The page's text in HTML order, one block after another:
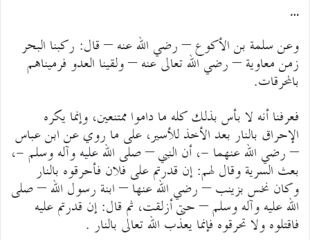
…
وعن سلمة بن الأكوع – رضي الله عنه – قال: ركبنا البحر
زمن معاوية – رضي الله تعالى عنه – ولقينا العدو فرميناهم
بالمحرقات.
فعرفنا أنه لا بأس بذلك كله ما داموا ممتنعين، وإنما يكره
الإحراق بالنار بعد الأخذ للأسير، على ما روي عن ابن عباس
– رضي الله عنهما -، أن النبي – صلى الله عليه وآله وسلم -،
بعث السرية وقال لهم: إن قدرتم على فلان فأحرقوه بالنار
وكان نخس بزينب – رضي الله عنها – ابنة رسول الله – صلى
الله عليه وآله وسلم – حتى أزلقت، ثم قال: إن قدرتم عليه
فاقتلوه ولا تحرقوه فإنما يعذب الله تعالى بالنار .